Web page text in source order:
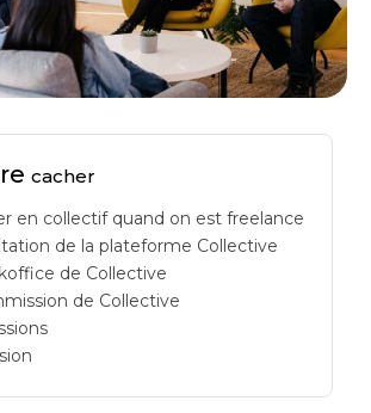
cacher
en collectif quand on est freelance
de la plateforme Collective
de Collective
de Collective